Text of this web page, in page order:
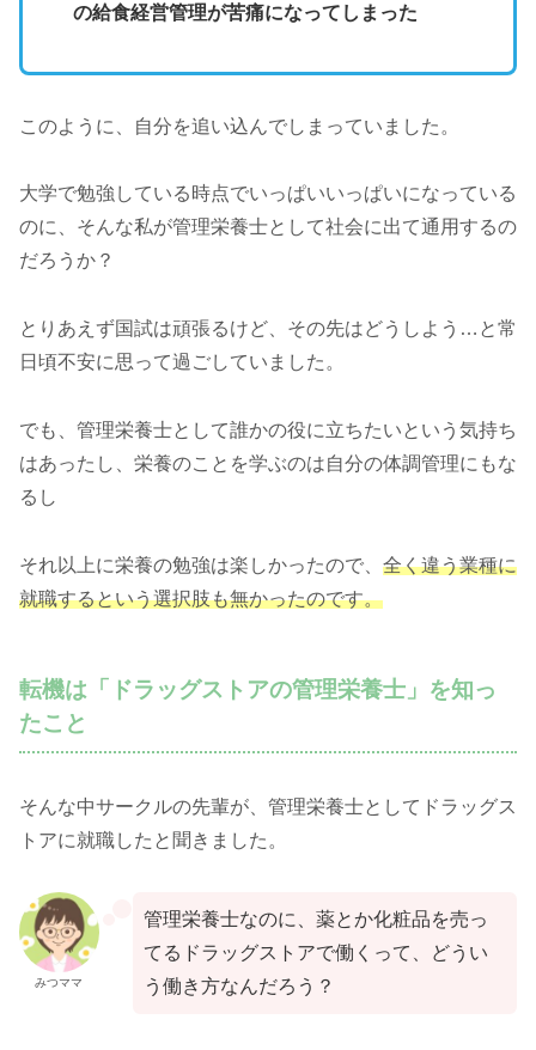
の給食経営管理が苦痛になってしまった
このように、自分を追い込んでしまっていました。
大学で勉強している時点でいっぱいいっぱいになっている
のに、そんな私が管理栄養士として社会に出て通用するの
だろうか？
とりあえず国試は頑張るけど、その先はどうしよう…と常
日頃不安に思って過ごしていました。
でも、管理栄養士として誰かの役に立ちたいという気持ち
はあったし、栄養のことを学ぶのは自分の体調管理にもな
るし
それ以上に栄養の勉強は楽しかったので、 全く違う業種に
就職するという選択肢も無かったのです。
転機は「ドラッグストアの管理栄養士」を知っ
たこと
そんな中サークルの先輩が、管理栄養士としてドラッグス
トアに就職したと聞きました。
みつママ
管理栄養士なのに、薬とか化粧品を売っ
てるドラッグストアで働くって、どうい
う働き方なんだろう？